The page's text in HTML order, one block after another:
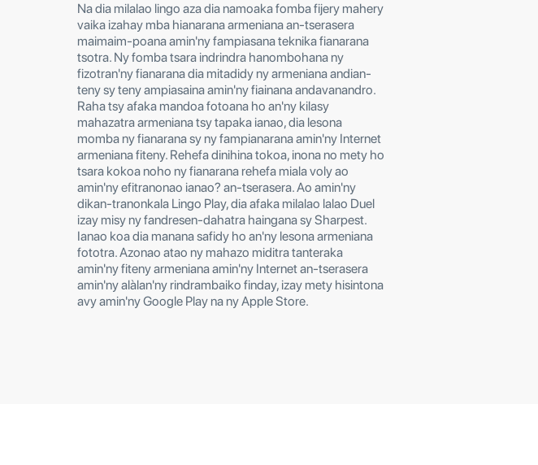
Na dia milalao lingo aza dia namoaka fomba fijery mahery
vaika izahay mba hianarana armeniana an-tserasera
maimaim-poana amin'ny fampiasana teknika fianarana
tsotra. Ny fomba tsara indrindra hanombohana ny
fizotran'ny fianarana dia mitadidy ny armeniana andian-
teny sy teny ampiasaina amin'ny fiainana andavanandro.
Raha tsy afaka mandoa fotoana ho an'ny kilasy
mahazatra armeniana tsy tapaka ianao, dia lesona
momba ny fianarana sy ny fampianarana amin'ny Internet
armeniana fiteny. Rehefa dinihina tokoa, inona no mety ho
tsara kokoa noho ny fianarana rehefa miala voly ao
amin'ny efitranonao ianao? an-tserasera. Ao amin'ny
dikan-tranonkala Lingo Play, dia afaka milalao lalao Duel
izay misy ny fandresen-dahatra haingana sy Sharpest.
Ianao koa dia manana safidy ho an'ny lesona armeniana
fototra. Azonao atao ny mahazo miditra tanteraka
amin'ny fiteny armeniana amin'ny Internet an-tserasera
amin'ny alàlan'ny rindrambaiko finday, izay mety hisintona
avy amin'ny Google Play na ny Apple Store.